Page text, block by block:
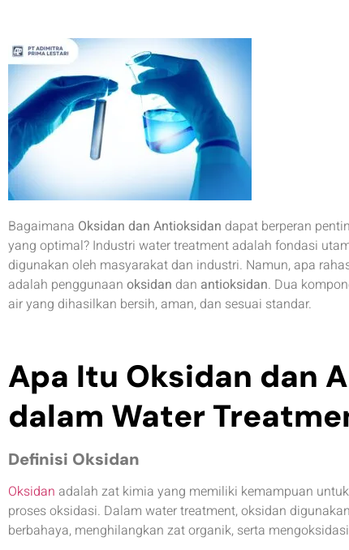
Bagaimana Oksidan dan Antioksidan dapat berperan
yang optimal? Industri water treatment adalah fondasi
digunakan oleh masyarakat dan industri. Namun, apa
adalah penggunaan oksidan dan antioksidan. Dua
air yang dihasilkan bersih, aman, dan sesuai standar.
Apa Itu Oksidan dan
dalam Water
Definisi Oksidan
Oksidan adalah zat kimia yang memiliki kemampuan
proses oksidasi. Dalam water treatment, oksidan
berbahaya, menghilangkan zat organik, serta